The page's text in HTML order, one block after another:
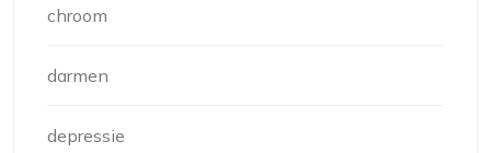
chroom
darmen
depressie